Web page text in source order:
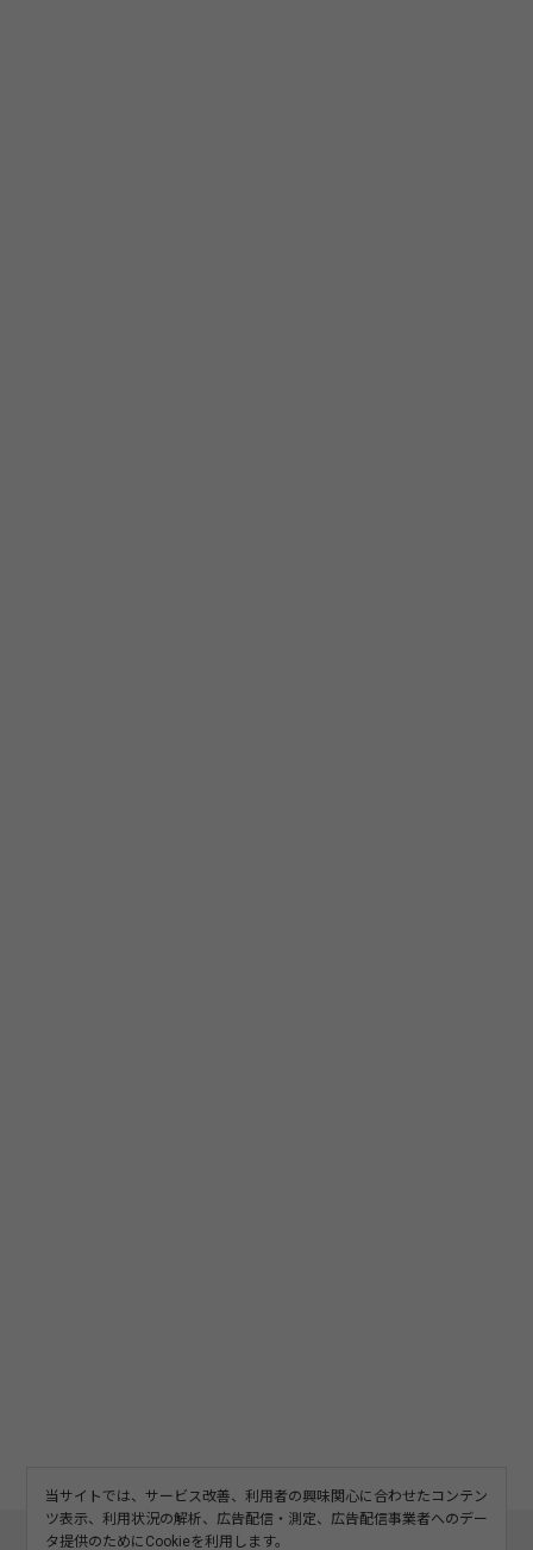
このサイトについて 利用規約
当サイトでは、サービス改善、利用者の興味関心に合わせたコンテン
ツ表示、利用状況の解析、広告配信・測定、広告配信事業者へのデー
タ提供のためにCookieを利用します。